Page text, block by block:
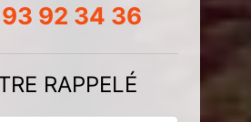
92 34 36
RAPPELÉ